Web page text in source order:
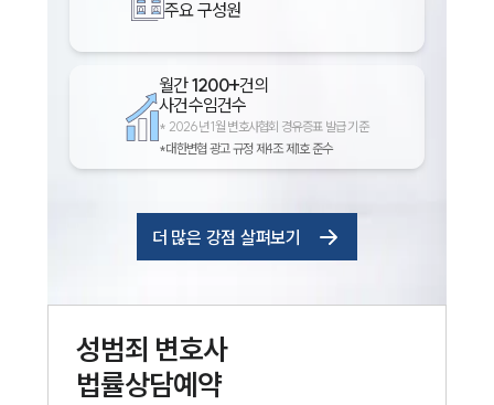
주요 구성원
월간1200+건의
사건수임건수
* 2026년 1월 변호사협회 경유증표 발급 기준
*대한변협 광고 규정 제4조 제1호 준수
더 많은 강점 살펴보기
성범죄 변호사
법률상담예약